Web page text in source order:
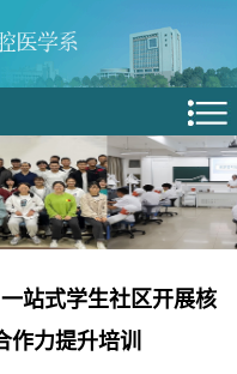
站式学生社区开展核
力提升培训